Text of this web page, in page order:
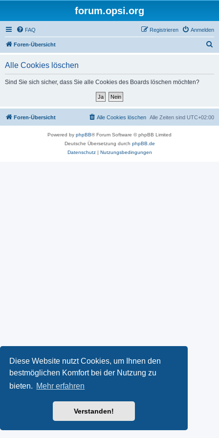
Diese Website nutzt Cookies, um Ihnen den
bestmöglichen Komfort bei der Nutzung zu
bieten. Mehr erfahren
Verstanden!
forum.opsi.org
FAQ Anmelden
Registrieren
Foren-Übersicht
Alle Cookies löschen
Sind Sie sich sicher, dass Sie alle Cookies des Boards löschen möchten?
Foren-Übersicht Alle Zeiten sind UTC+02:00
Alle Cookies löschen
Powered by phpBB® Forum Software © phpBB Limited
Deutsche Übersetzung durch phpBB.de
Datenschutz| Nutzungsbedingungen